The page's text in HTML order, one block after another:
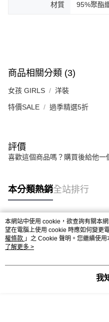
材質 95%聚酯
商品相關分類 (3)
女孩 GIRLS 洋裝
特價SALE 過季精選5折
評價
喜歡這個商品嗎？購買後給他一
本分類熱銷全站排行
熱門標籤
本網站中使用 cookie，欲查詢有關本
望在電腦上使用 cookie 時應如何變更
權條款 」之 Cookie 聲明。您繼續使
用條款之 Cookie 聲明使用 cookie。
了解更多 >
我